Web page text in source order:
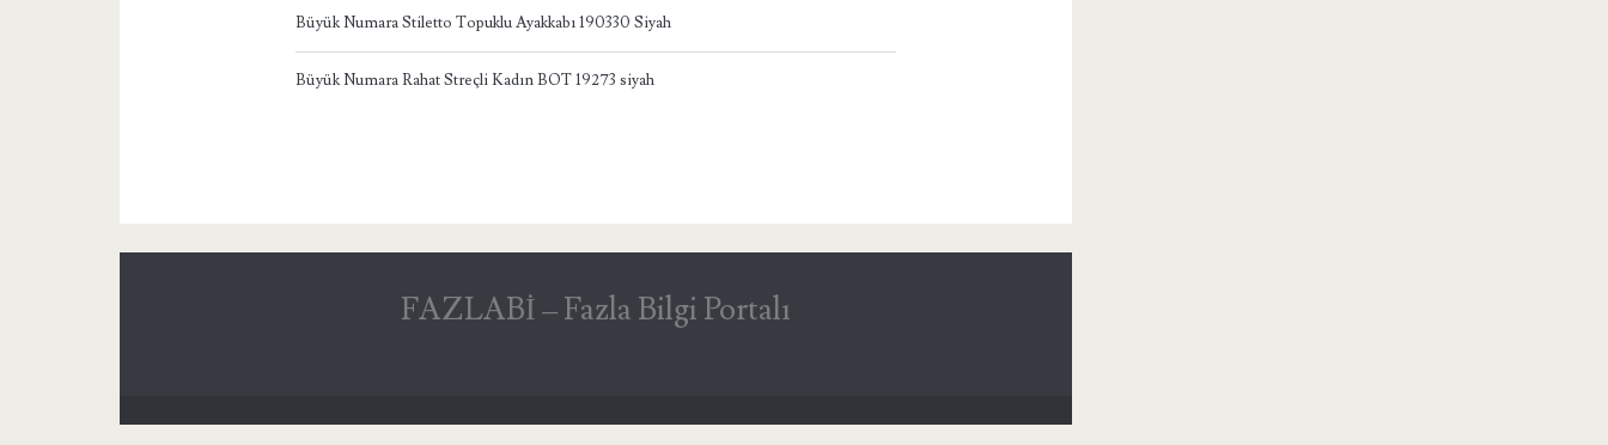
Büyük Numara Stiletto Topuklu Ayakkabı 190330 Siyah
Büyük Numara Rahat Streçli Kadın BOT 19273 siyah
FAZLABİ – Fazla Bilgi Portalı